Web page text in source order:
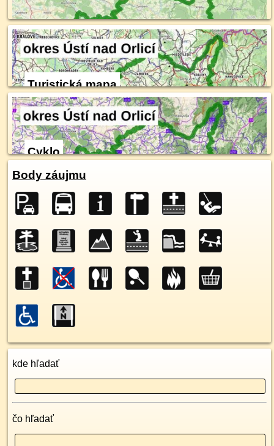
Turistická mapa
Cyklo
Body záujmu
kde hľadať
čo hľadať